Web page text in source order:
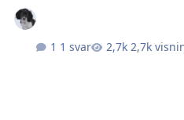
1 svar 2,7k